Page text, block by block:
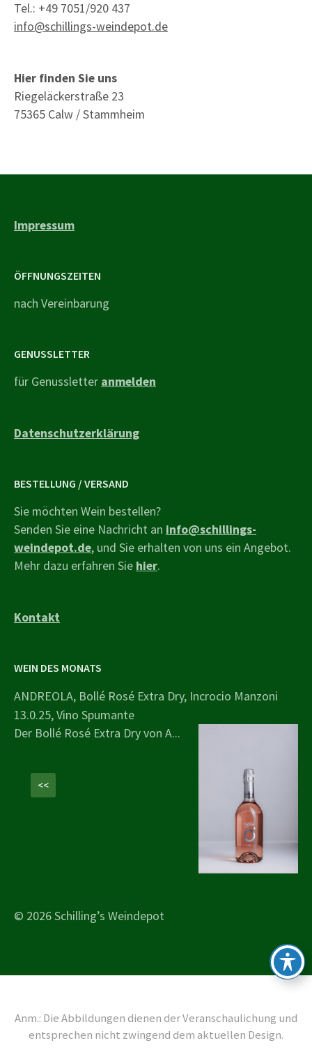
Tel.: +49 7051/920 437
info@schillings-weindepot.de
Hier finden Sie uns
Riegeläckerstraße 23
75365 Calw / Stammheim
Impressum
ÖFFNUNGSZEITEN
nach Vereinbarung
GENUSSLETTER
für Genussletter anmelden
Datenschutzerklärung
BESTELLUNG / VERSAND
Sie möchten Wein bestellen?
Senden Sie eine Nachricht an info@schillings-
weindepot.de, und Sie erhalten von uns ein Angebot.
Mehr dazu erfahren Sie hier.
Kontakt
WEIN DES MONATS
ANDREOLA, Bollé Rosé Extra Dry, Incrocio Manzoni
13.0.25, Vino Spumante
Der Bollé Rosé Extra Dry von A...
<<
© 2026 Schilling’s Weindepot
Anm.: Die Abbildungen dienen der Veranschaulichung und
entsprechen nicht zwingend dem aktuellen Design.